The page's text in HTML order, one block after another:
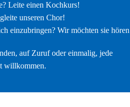
Leite einen Kochkurs!
unseren Chor!
einzubringen? Wir möchten sie
auf Zuruf oder einmalig, jede
willkommen.